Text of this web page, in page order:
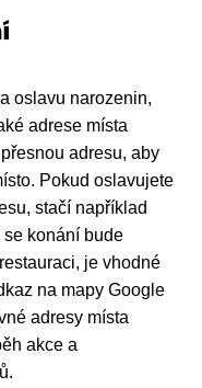
oslavu narozenin,
adrese místa
adresu, aby
Pokud oslavujete
stačí například
konání bude
je vhodné
na mapy Google
adresy místa
akce a